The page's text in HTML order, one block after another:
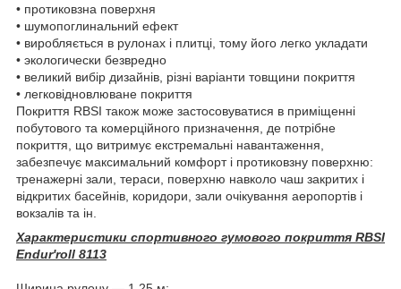
• протиковзна поверхня
• шумопоглинальний ефект
• виробляється в рулонах і плитці, тому його легко укладати
• экологически безвредно
• великий вибір дизайнів, різні варіанти товщини покриття
• легковідновлюване покриття
Покриття RBSI також може застосовуватися в приміщенні
побутового та комерційного призначення, де потрібне
покриття, що витримує екстремальні навантаження,
забезпечує максимальний комфорт і протиковзну поверхню:
тренажерні зали, тераси, поверхню навколо чаш закритих і
відкритих басейнів, коридори, зали очікування аеропортів і
вокзалів та ін.
Характеристики спортивного гумового покриття RBSI
Endur'roll 8113